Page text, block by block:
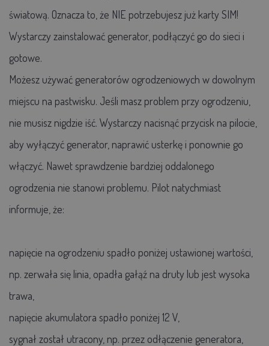
światową. Oznacza to, że NIE potrzebujesz już karty SIM!
Wystarczy zainstalować generator, podłączyć go do sieci i
gotowe.
Możesz używać generatorów ogrodzeniowych w dowolnym
miejscu na pastwisku. Jeśli masz problem przy ogrodzeniu,
nie musisz nigdzie iść. Wystarczy nacisnąć przycisk na pilocie,
aby wyłączyć generator, naprawić usterkę i ponownie go
włączyć. Nawet sprawdzenie bardziej oddalonego
ogrodzenia nie stanowi problemu. Pilot natychmiast
informuje, że:
napięcie na ogrodzeniu spadło poniżej ustawionej wartości,
np. zerwała się linia, opadła gałąź na druty lub jest wysoka
trawa,
napięcie akumulatora spadło poniżej 12 V,
sygnał został utracony, np. przez odłączenie generatora,